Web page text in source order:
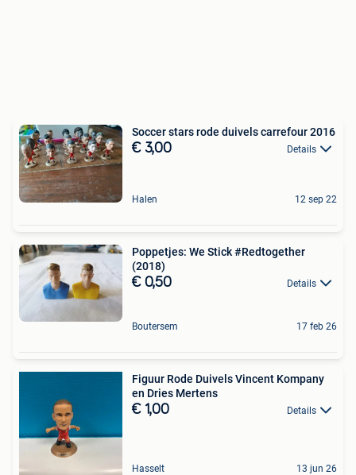
Soccer stars rode duivels carrefour 2016
€ 3,00 Details
Halen 12 sep 22
Poppetjes: We Stick #Redtogether
(2018)
€ 0,50 Details
Boutersem 17 feb 26
Figuur Rode Duivels Vincent Kompany
en Dries Mertens
€ 1,00 Details
Hasselt 13 jun 26